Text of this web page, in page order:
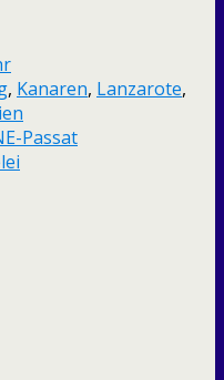
, Kanaren, Lanzarote,
Passat